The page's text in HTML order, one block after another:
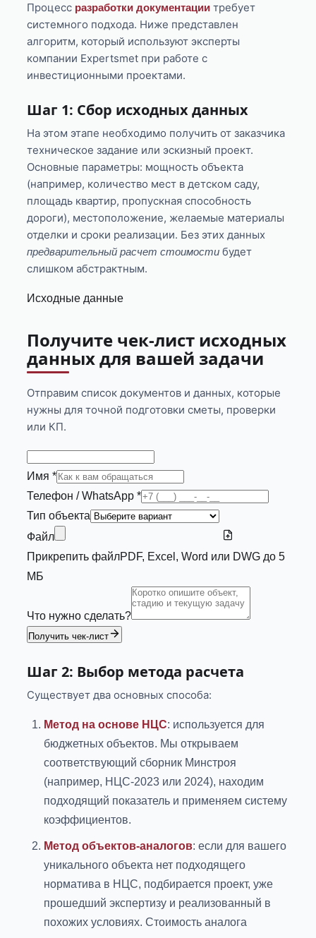
Процесс разработки документации требует
системного подхода. Ниже представлен
алгоритм, который используют эксперты
компании Expertsmet при работе с
инвестиционными проектами.
Шаг 1: Сбор исходных данных
На этом этапе необходимо получить от заказчика
техническое задание или эскизный проект.
Основные параметры: мощность объекта
(например, количество мест в детском саду,
площадь квартир, пропускная способность
дороги), местоположение, желаемые материалы
отделки и сроки реализации. Без этих данных
предварительный расчет стоимости будет
слишком абстрактным.
Исходные данные
Получите чек-лист исходных
данных для вашей задачи
Отправим список документов и данных, которые
нужны для точной подготовки сметы, проверки
или КП.
Имя *
Телефон / WhatsApp *
Тип объекта
Файл
Прикрепить файлPDF, Excel, Word или DWG до 5
МБ
Что нужно сделать?
Получить чек-лист
Шаг 2: Выбор метода расчета
Существует два основных способа:
Метод на основе НЦС: используется для
бюджетных объектов. Мы открываем
соответствующий сборник Минстроя
(например, НЦС-2023 или 2024), находим
подходящий показатель и применяем систему
коэффициентов.
Метод объектов-аналогов: если для вашего
уникального объекта нет подходящего
норматива в НЦС, подбирается проект, уже
прошедший экспертизу и реализованный в
похожих условиях. Стоимость аналога